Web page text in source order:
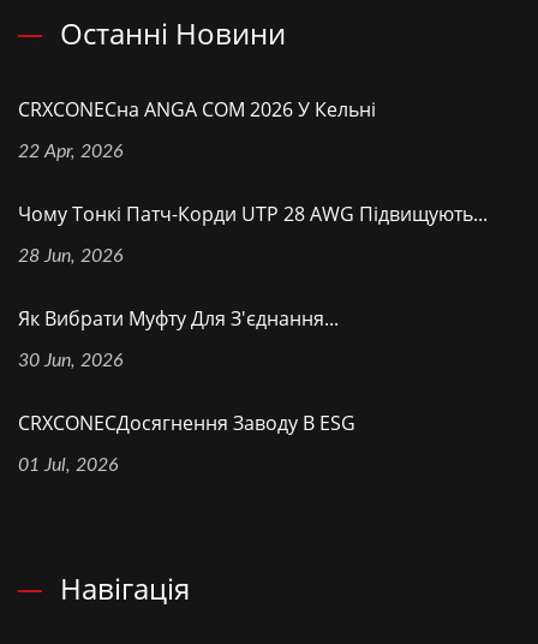
Останні Новини
CRXCONECна ANGA COM 2026 У Кельні
22 Apr, 2026
Чому Тонкі Патч-Корди UTP 28 AWG Підвищують...
28 Jun, 2026
Як Вибрати Муфту Для З'єднання...
30 Jun, 2026
CRXCONECДосягнення Заводу В ESG
01 Jul, 2026
Навігація